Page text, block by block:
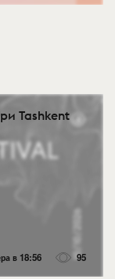
Tashkent
в 18:56 95